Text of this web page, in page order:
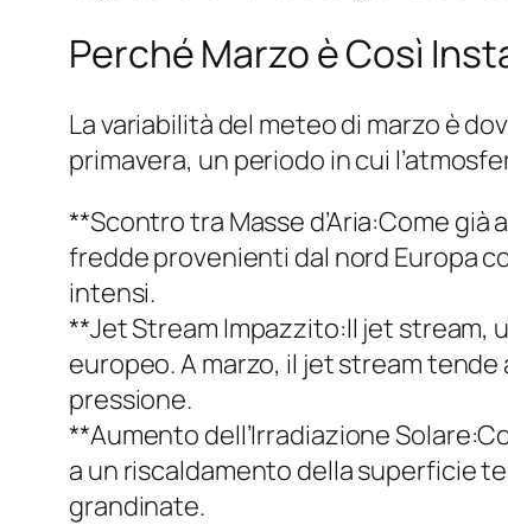
Perché Marzo è Così
La variabilità del meteo di marzo è
primavera, un periodo in cui
**Scontro tra Masse d’Aria:Come già
fredde provenienti dal nord Europa
intensi.
**Jet Stream Impazzito:Il jet
europeo. A marzo, il jet stream
pressione.
**Aumento dell’Irradiazione
a un riscaldamento della superficie
grandinate.